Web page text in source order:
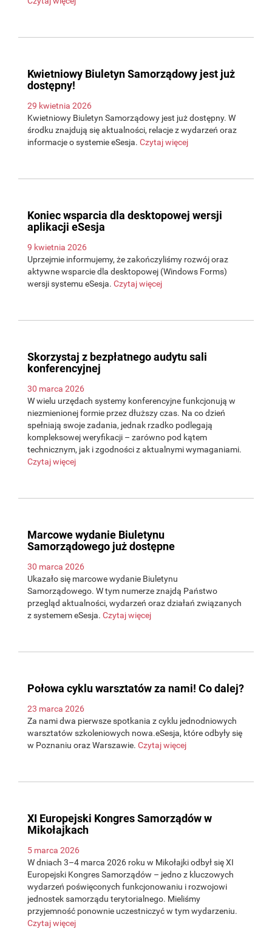
Kwietniowy Biuletyn Samorządowy jest już
dostępny!
29 kwietnia 2026
Kwietniowy Biuletyn Samorządowy jest już dostępny. W
środku znajdują się aktualności, relacje z wydarzeń oraz
informacje o systemie eSesja. Czytaj więcej
Koniec wsparcia dla desktopowej wersji
aplikacji eSesja
9 kwietnia 2026
Uprzejmie informujemy, że zakończyliśmy rozwój oraz
aktywne wsparcie dla desktopowej (Windows Forms)
wersji systemu eSesja. Czytaj więcej
Skorzystaj z bezpłatnego audytu sali
konferencyjnej
30 marca 2026
W wielu urzędach systemy konferencyjne funkcjonują w
niezmienionej formie przez dłuższy czas. Na co dzień
spełniają swoje zadania, jednak rzadko podlegają
kompleksowej weryfikacji – zarówno pod kątem
technicznym, jak i zgodności z aktualnymi wymaganiami.
Czytaj więcej
Marcowe wydanie Biuletynu
Samorządowego już dostępne
30 marca 2026
Ukazało się marcowe wydanie Biuletynu
Samorządowego. W tym numerze znajdą Państwo
przegląd aktualności, wydarzeń oraz działań związanych
z systemem eSesja. Czytaj więcej
Połowa cyklu warsztatów za nami! Co dalej?
23 marca 2026
Za nami dwa pierwsze spotkania z cyklu jednodniowych
warsztatów szkoleniowych nowa.eSesja, które odbyły się
w Poznaniu oraz Warszawie. Czytaj więcej
XI Europejski Kongres Samorządów w
Mikołajkach
5 marca 2026
W dniach 3–4 marca 2026 roku w Mikołajki odbył się XI
Europejski Kongres Samorządów – jedno z kluczowych
wydarzeń poświęconych funkcjonowaniu i rozwojowi
jednostek samorządu terytorialnego. Mieliśmy
przyjemność ponownie uczestniczyć w tym wydarzeniu.
Czytaj więcej